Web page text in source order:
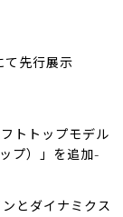
て先行展示
トトップモデル
プ）」を追加-
とダイナミクス